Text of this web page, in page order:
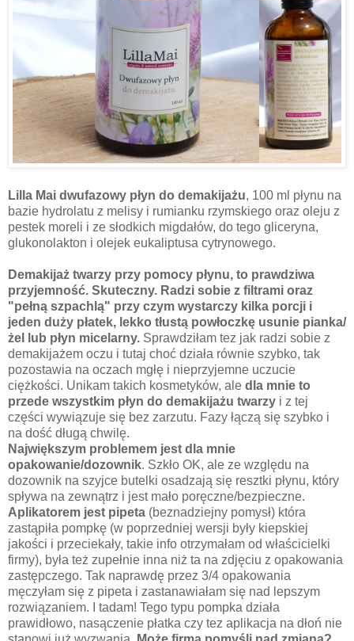
Lilla Mai dwufazowy płyn do demakijażu, 100 ml płynu na
bazie hydrolatu z melisy i rumianku rzymskiego oraz oleju z
pestek moreli i ze słodkich migdałów, do tego gliceryna,
glukonolakton i olejek eukaliptusa cytrynowego.
Demakijaż twarzy przy pomocy płynu, to prawdziwa
przyjemność. Skuteczny. Radzi sobie z filtrami oraz
"pełną szpachlą" przy czym wystarczy kilka porcji i
jeden duży płatek, lekko tłustą powłoczkę usunie pianka/
żel lub płyn micelarny. Sprawdziłam tez jak radzi sobie z
demakijażem oczu i tutaj choć działa równie szybko, tak
pozostawia na oczach mgłę i nieprzyjemne uczucie
ciężkości. Unikam takich kosmetyków, ale dla mnie to
przede wszystkim płyn do demakijażu twarzy i z tej
części wywiązuje się bez zarzutu. Fazy łączą się szybko i
na dość długą chwilę.
Największym problemem jest dla mnie
opakowanie/dozownik. Szkło OK, ale ze względu na
dozownik na szyjce butelki osadzają się resztki płynu, który
spływa na zewnątrz i jest mało poręczne/bezpieczne.
Aplikatorem jest pipeta (beznadziejny pomysł) która
zastąpiła pompkę (w poprzedniej wersji były kiepskiej
jakości i przeciekały, takie info otrzymałam od właścicielki
firmy), była też zupełnie inna niż ta na zdjęciu z opakowania
zastępczego. Tak naprawdę przez 3/4 opakowania
męczyłam się z pipeta i zastanawiałam się nad lepszym
rozwiązaniem. I tadam! Tego typu pompka działa
prawidłowo, nasączenie płatka czy tez aplikacja na dłoń nie